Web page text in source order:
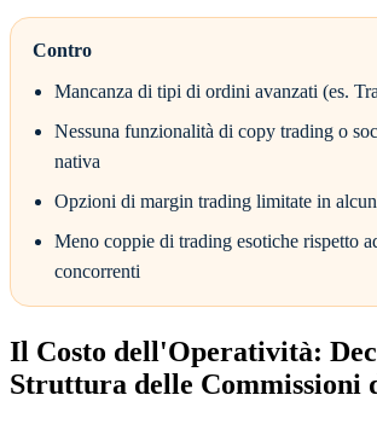
Contro
Mancanza di tipi di ordini avanzati (es.
Nessuna funzionalità di copy trading o
nativa
Opzioni di margin trading limitate in
Meno coppie di trading esotiche rispetto
concorrenti
Il Costo dell'Operatività:
Struttura delle Commissioni